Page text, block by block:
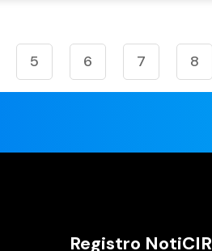
5 6 7 8
Registro NotiCIR